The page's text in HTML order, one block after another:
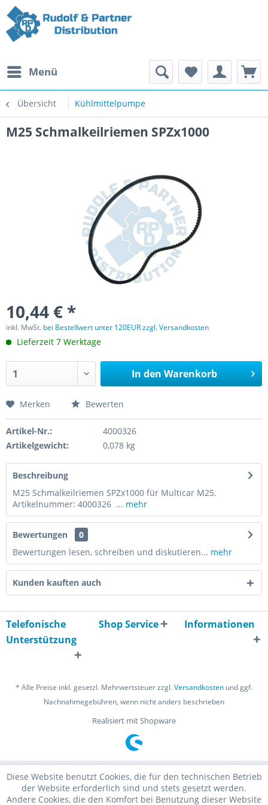
Menü
Übersicht Kühlmittelpumpe
M25 Schmalkeilriemen SPZx1000
10,44 € *
inkl. MwSt. bei Bestellwert unter 120EUR zzgl. Versandkosten
Lieferzeit 7 Werktage
In den Warenkorb
Merken Bewerten
Artikel-Nr.:
4000326
Artikelgewicht:
0,078 kg
Beschreibung
M25 Schmalkeilriemen SPZx1000 für Multicar M25.
Artikelnummer: 4000326 ... mehr
Bewertungen
0
Bewertungen lesen, schreiben und diskutieren... mehr
Kunden kauften auch
Telefonische
Unterstützung
Shop Service Informationen
* Alle Preise inkl. gesetzl. Mehrwertsteuer zzgl.Versandkosten und ggf.
Nachnahmegebühren, wenn nicht anders beschrieben
Realisiert mit Shopware
Diese Website benutzt Cookies, die für den technischen Betrieb
der Website erforderlich sind und stets gesetzt werden.
Andere Cookies, die den Komfort bei Benutzung dieser Website